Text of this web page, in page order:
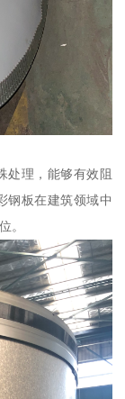
处理，能够有效阻
钢板在建筑领域中
。